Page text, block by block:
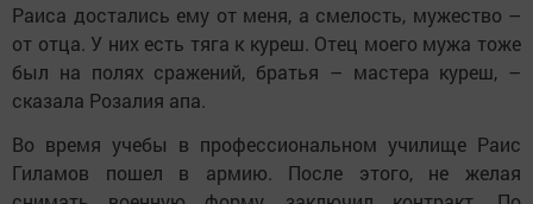
Раиса достались ему от меня, а смелость, мужество –
от отца. У них есть тяга к куреш. Отец моего мужа тоже
был на полях сражений, братья – мастера куреш, –
сказала Розалия апа.
Во время учебы в профессиональном училище Раис
Гиламов пошел в армию. После этого, не желая